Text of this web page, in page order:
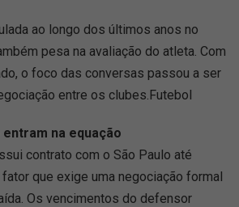
ao longo dos últimos anos no
pesa na avaliação do atleta. Com
o foco das conversas passou a ser
entre os clubes.Futebol
na equação
contrato com o São Paulo até
que exige uma negociação formal
Os vencimentos do defensor